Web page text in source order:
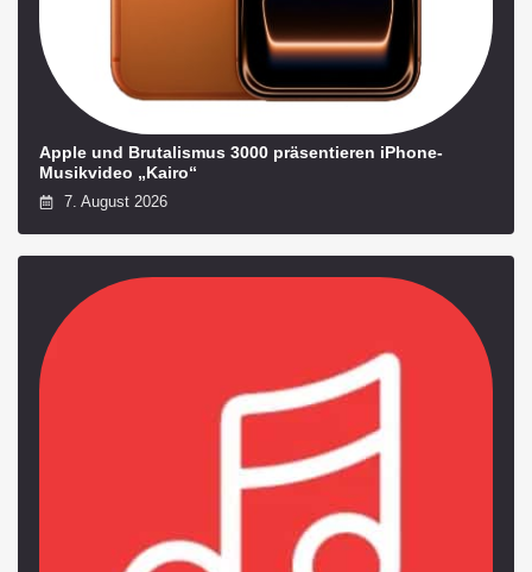
Apple und Brutalismus 3000 präsentieren iPhone-
Musikvideo „Kairo“
7. August 2026